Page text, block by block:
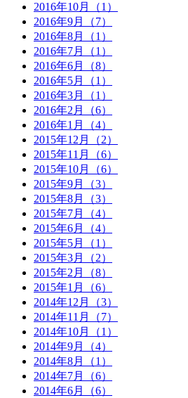
2016年10月（1）
2016年9月（7）
2016年8月（1）
2016年7月（1）
2016年6月（8）
2016年5月（1）
2016年3月（1）
2016年2月（6）
2016年1月（4）
2015年12月（2）
2015年11月（6）
2015年10月（6）
2015年9月（3）
2015年8月（3）
2015年7月（4）
2015年6月（4）
2015年5月（1）
2015年3月（2）
2015年2月（8）
2015年1月（6）
2014年12月（3）
2014年11月（7）
2014年10月（1）
2014年9月（4）
2014年8月（1）
2014年7月（6）
2014年6月（6）